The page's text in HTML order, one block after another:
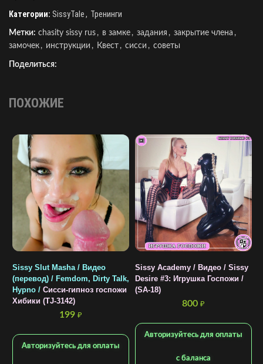
Категории: SissyTale, Тренинги
Метки: chasity sissy rus , в замке , задания , закрытие члена ,
замочек , инструкции , Квест , сисси , советы
Поделиться:
ПОХОЖИЕ
Sissy Slut Masha / Видео
(перевод) / Femdom, Dirty Talk,
Hypno / Сисси-гипноз госпожи
Хибики (TJ-3142)
199 ₽
Авторизуйтесь для оплаты
Sissy Academy / Видео / Sissy
Desire #3: Игрушка Госпожи /
(SA-18)
800 ₽
Авторизуйтесь для оплаты
с баланса